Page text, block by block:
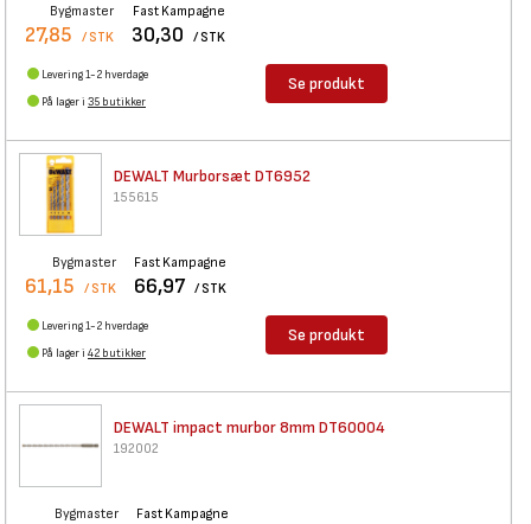
Bygmaster
27,85 / STK
Fast Kampagne
30,30 / STK
Levering 1-2 hverdage
På lager i 35 butikker
Se produkt
DEWALT Murborsæt DT6952
155615
Bygmaster
61,15 / STK
Fast Kampagne
66,97 / STK
Levering 1-2 hverdage
På lager i 42 butikker
Se produkt
DEWALT impact murbor 8mm DT60004
192002
Bygmaster Fast Kampagne